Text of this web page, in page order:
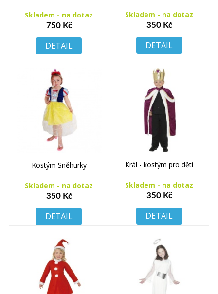
Skladem - na dotaz
750 Kč
DETAIL
Skladem - na dotaz
350 Kč
DETAIL
Kostým Sněhurky
Skladem - na dotaz
350 Kč
DETAIL
Král - kostým pro děti
Skladem - na dotaz
350 Kč
DETAIL